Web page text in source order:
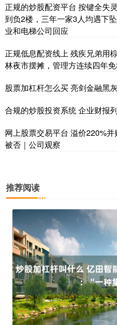
正规的炒股配资平台 按键全失
到负2楼，三年一家3人均遇下
业和电梯公司回应
正规低息配资线上 残疾兄弟用
林夜市摆摊，管理方连续四年
股票加杠杆怎么买 亮剑金融黑
合规的炒股投资系统 企业财报
网上股票交易平台 溢价220%
被否｜公司观察
推荐阅读